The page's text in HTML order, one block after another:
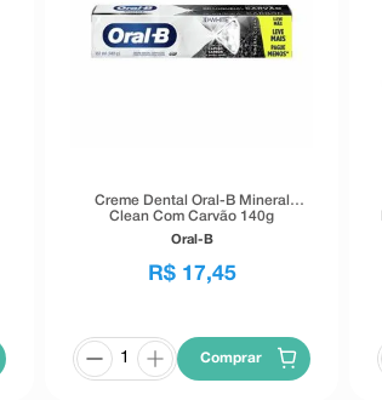
Creme Dental Oral-B Mineral
Clean Com Carvão 140g
Oral-B
R$ 17,45
Comprar